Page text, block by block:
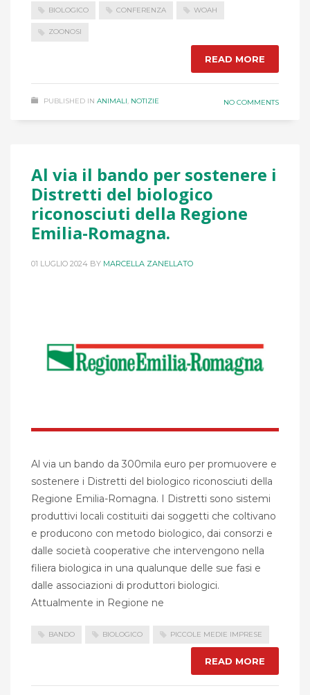
BIOLOGICO CONFERENZA WOAH
ZOONOSI
READ MORE
PUBLISHED IN ANIMALI, NOTIZIE NO COMMENTS
Al via il bando per sostenere i
Distretti del biologico
riconosciuti della Regione
Emilia-Romagna.
01 LUGLIO 2024 BY MARCELLA ZANELLATO
Al via un bando da 300mila euro per promuovere e
sostenere i Distretti del biologico riconosciuti della
Regione Emilia-Romagna. I Distretti sono sistemi
produttivi locali costituiti dai soggetti che coltivano
e producono con metodo biologico, dai consorzi e
dalle società cooperative che intervengono nella
filiera biologica in una qualunque delle sue fasi e
dalle associazioni di produttori biologici.
Attualmente in Regione ne
BANDO BIOLOGICO PICCOLE MEDIE IMPRESE
READ MORE